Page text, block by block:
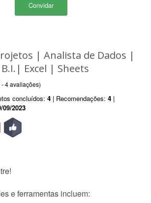
Convidar
| Analista de Dados |
Excel | Sheets
- 4 avaliações)
concluídos: 4 | Recomendações: 4 |
09/2023
e ferramentas incluem: